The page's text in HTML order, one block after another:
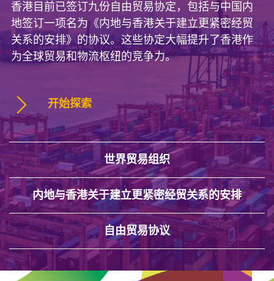
香港目前已签订九份自由贸易协定，包括与中国内
地签订一项名为《内地与香港关于建立更紧密经贸
关系的安排》的协议。这些协定大幅提升了香港作
为全球贸易和物流枢纽的竞争力。
开始探索
世界贸易组织
内地与香港关于建立更紧密经贸关系的安排
自由贸易协议